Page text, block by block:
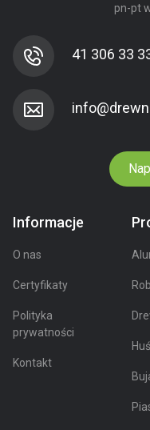
pn-pt
41 306 33
Informacje
O nas
Certyfikaty
Polityka
prywatności
Kontakt